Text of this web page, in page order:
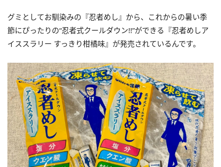
グミとしてお馴染みの『忍者めし』から、これからの暑い季
節にぴったりの“忍者式クールダウン!!”ができる『忍者めしア
イススラリー すっきり柑橘味』が発売されているんです。